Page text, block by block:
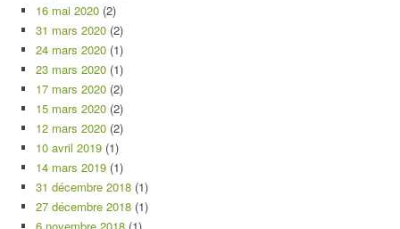
16 mai 2020 (2)
31 mars 2020 (2)
24 mars 2020 (1)
23 mars 2020 (1)
17 mars 2020 (2)
15 mars 2020 (2)
12 mars 2020 (2)
10 avril 2019 (1)
14 mars 2019 (1)
31 décembre 2018 (1)
27 décembre 2018 (1)